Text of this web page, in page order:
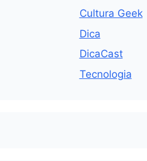
Cultura Geek
Dica
DicaCast
Tecnologia